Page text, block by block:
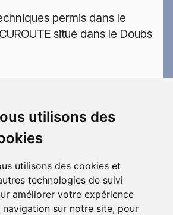
utilisons des
utilisons des cookies et
technologies de suivi
améliorer votre expérience
navigation sur notre site, pour
permis dans le
situé dans le Doubs
vous
nous!